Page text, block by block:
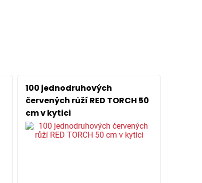
100 jednodruhových
červených růží RED TORCH 50
cm v kytici